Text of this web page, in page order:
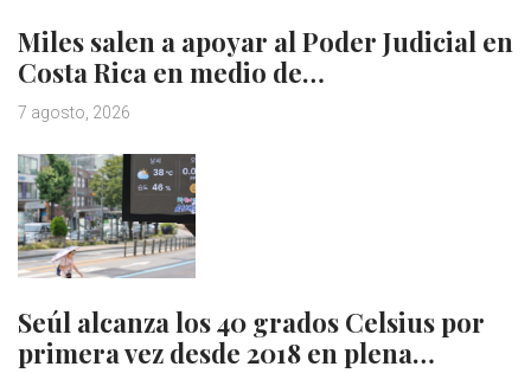
Miles salen a apoyar al Poder Judicial en
Costa Rica en medio de…
7 agosto, 2026
Seúl alcanza los 40 grados Celsius por
primera vez desde 2018 en plena…